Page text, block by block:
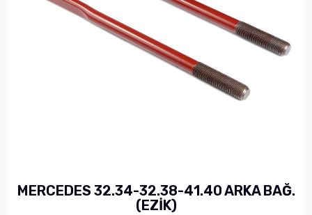
MERCEDES 32.34-32.38-41.40 ARKA BAĞ.
(EZİK)